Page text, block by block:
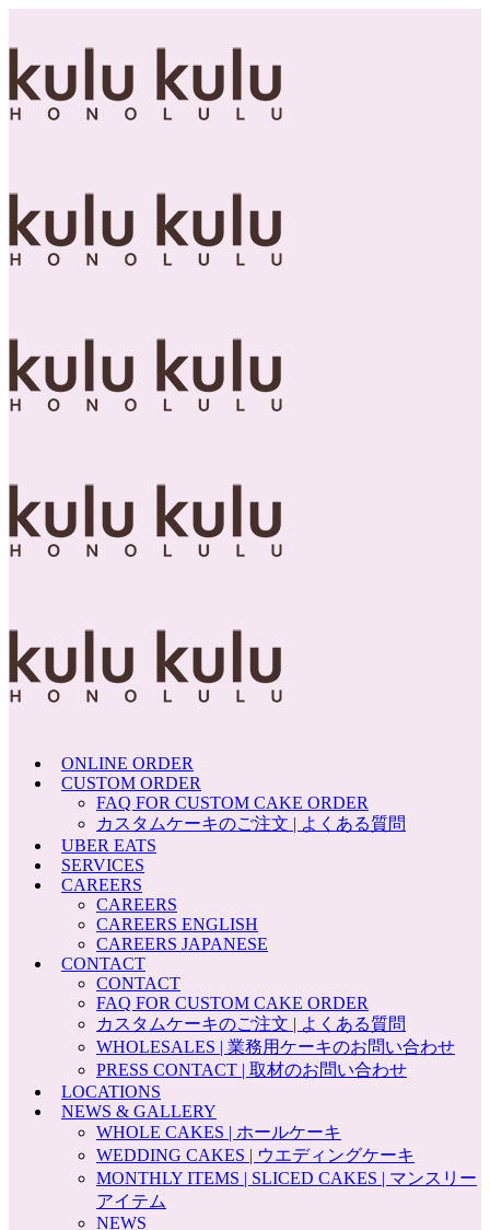
ONLINE ORDER
CUSTOM ORDER
FAQ FOR CUSTOM CAKE ORDER
カスタムケーキのご注文 | よくある質問
UBER EATS
SERVICES
CAREERS
CAREERS
CAREERS ENGLISH
CAREERS JAPANESE
CONTACT
CONTACT
FAQ FOR CUSTOM CAKE ORDER
カスタムケーキのご注文 | よくある質問
WHOLESALES | 業務用ケーキのお問い合わせ
PRESS CONTACT | 取材のお問い合わせ
LOCATIONS
NEWS & GALLERY
WHOLE CAKES | ホールケーキ
WEDDING CAKES | ウエディングケーキ
MONTHLY ITEMS | SLICED CAKES | マンスリー
アイテム
NEWS